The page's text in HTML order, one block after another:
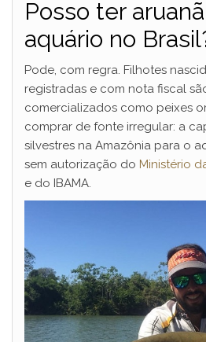
Posso ter
aquário no
Pode, com regra. Filhotes
registradas e com nota fiscal
comercializados como peixes
comprar de fonte irregular: a
silvestres na Amazônia para o
sem autorização do Ministério
e do IBAMA.